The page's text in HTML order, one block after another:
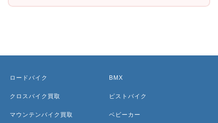
ロードバイク
クロスバイク買取
マウンテンバイク買取
BMX
ピストバイク
ベビーカー